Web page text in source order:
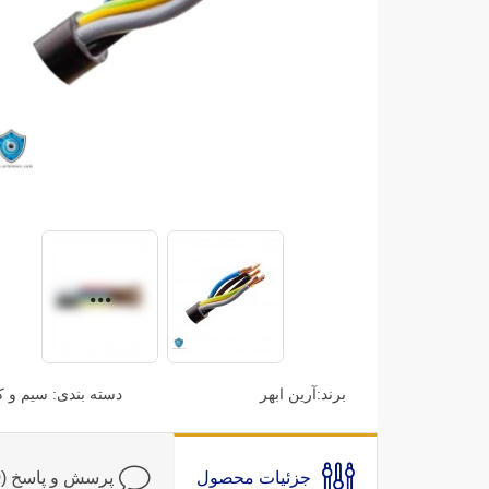
برند:آرین ابهر دسته بندی: سیم و
جزئیات محصول پرسش و پاسخ (0)